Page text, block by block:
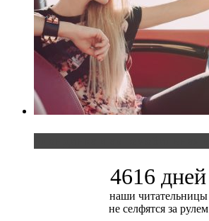
4616 дней
наши читательницы
не селфятся за рулем